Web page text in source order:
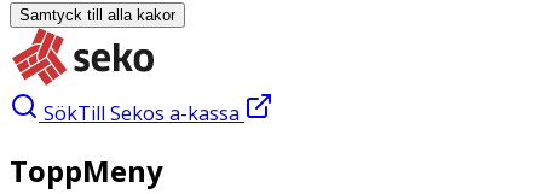
Samtyck till alla kakor
SökTill Sekos a-kassa
ToppMeny